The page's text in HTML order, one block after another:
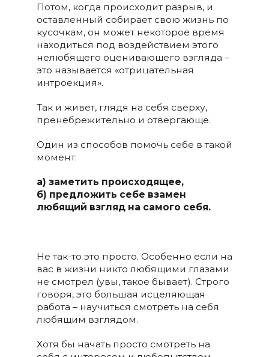
Потом, когда происходит разрыв, и
оставленный собирает свою жизнь по
кусочкам, он может некоторое время
находиться под воздействием этого
нелюбящего оценивающего взгляда –
это называется «отрицательная
интроекция».
Так и живет, глядя на себя сверху,
пренебрежительно и отвергающе.
Один из способов помочь себе в такой
момент:
а) заметить происходящее,
б) предложить себе взамен
любящий взгляд на самого себя.
Не так-то это просто. Особенно если на
вас в жизни никто любящими глазами
не смотрел (увы, такое бывает). Строго
говоря, это большая исцеляющая
работа – научиться смотреть на себя
любящим взглядом.
Хотя бы начать просто смотреть на